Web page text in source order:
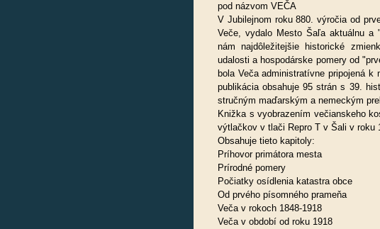
pod názvom VEČA
V Jubilejnom roku 880. výročia od
Veče, vydalo Mesto Šaľa aktuálnu a
nám najdôležitejšie historické
udalosti a hospodárske pomery od
bola Veča administratívne pripojená
publikácia obsahuje 95 strán s 39.
stručným maďarským a nemeckým
Knižka s vyobrazením večianskeho
výtlačkov v tlači Repro T v Šali v roku
Obsahuje tieto kapitoly:
Príhovor primátora mesta
Prírodné pomery
Počiatky osídlenia katastra obce
Od prvého písomného prameňa
Veča v rokoch 1848-1918
Veča v období od roku 1918